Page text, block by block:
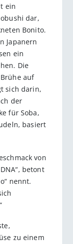
ein
dar,
Bonito.
Japanern
ein
Die
auf
sich darin,
der
für Soba,
basiert
von
betont
nennt.
zu einem